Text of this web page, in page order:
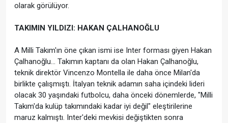
olarak görülüyor.
TAKIMIN YILDIZI: HAKAN ÇALHANOĞLU
A Milli Takım'ın öne çıkan ismi ise Inter forması giyen Hakan
Çalhanoğlu... Takımın kaptanı da olan Hakan Çalhanoğlu,
teknik direktör Vincenzo Montella ile daha önce Milan'da
birlikte çalışmıştı. İtalyan teknik adamın saha içindeki lideri
olacak 30 yaşındaki futbolcu, daha önceki dönemlerde, "Milli
Takım'da kulüp takımındaki kadar iyi değil" eleştirilerine
maruz kalmıştı. Inter'deki mevkisi değiştikten sonra